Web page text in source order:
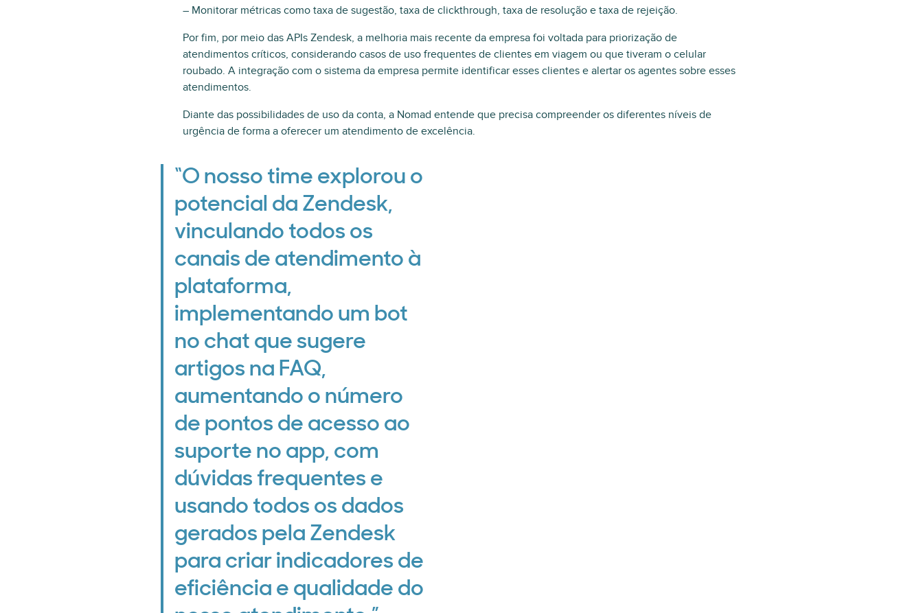
– Monitorar métricas como taxa de sugestão, taxa de clickthrough, taxa de resolução e taxa de rejeição.
Por fim, por meio das APIs Zendesk, a melhoria mais recente da empresa foi voltada para priorização de
atendimentos críticos, considerando casos de uso frequentes de clientes em viagem ou que tiveram o celular
roubado. A integração com o sistema da empresa permite identificar esses clientes e alertar os agentes sobre esses
atendimentos.
Diante das possibilidades de uso da conta, a Nomad entende que precisa compreender os diferentes níveis de
urgência de forma a oferecer um atendimento de excelência.
“O nosso time explorou o
potencial da Zendesk,
vinculando todos os
canais de atendimento à
plataforma,
implementando um bot
no chat que sugere
artigos na FAQ,
aumentando o número
de pontos de acesso ao
suporte no app, com
dúvidas frequentes e
usando todos os dados
gerados pela Zendesk
para criar indicadores de
eficiência e qualidade do